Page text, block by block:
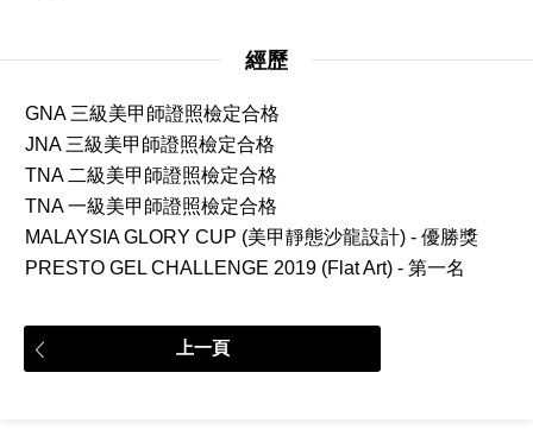
經歷
GNA 三級美甲師證照檢定合格
JNA 三級美甲師證照檢定合格
TNA 二級美甲師證照檢定合格
TNA 一級美甲師證照檢定合格
MALAYSIA GLORY CUP (美甲靜態沙龍設計) - 優勝獎
PRESTO GEL CHALLENGE 2019 (Flat Art) - 第一名
上一頁